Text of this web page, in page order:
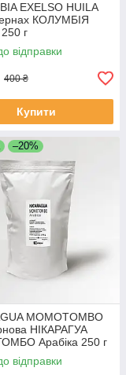
EXELSO HUILA
КОЛУМБІЯ
г
кава
відправки
400 ₴
Купити
–20%
MOMOTOMBO
НІКАРАГУА
Арабіка 250 г
кава
відправки